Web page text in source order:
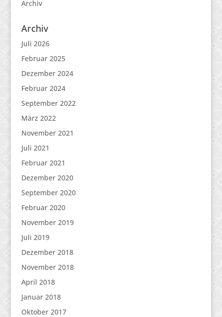
Archiv
Archiv
Juli 2026
Februar 2025
Dezember 2024
Februar 2024
September 2022
März 2022
November 2021
Juli 2021
Februar 2021
Dezember 2020
September 2020
Februar 2020
November 2019
Juli 2019
Dezember 2018
November 2018
April 2018
Januar 2018
Oktober 2017